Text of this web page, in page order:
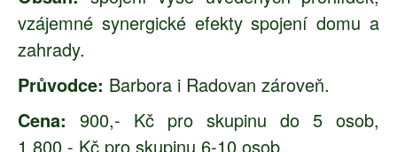
vzájemné synergické efekty spojení domu a
zahrady.
Průvodce: Barbora i Radovan zároveň.
Cena: 900,- Kč pro skupinu do 5 osob,
1.800,- Kč pro skupinu 6-10 osob.